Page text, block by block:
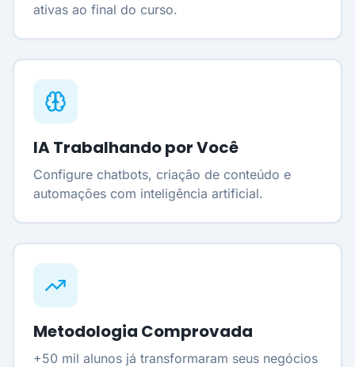
ativas ao final do curso.
IA Trabalhando por Você
Configure chatbots, criação de conteúdo e
automações com inteligência artificial.
Metodologia Comprovada
+50 mil alunos já transformaram seus negócios